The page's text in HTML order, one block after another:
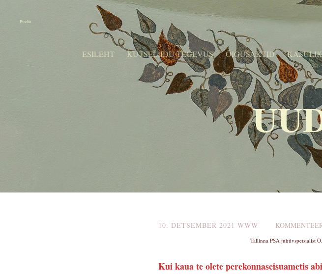
Pereliit
ESILEHT KUTSELIIDU TEGEVUS ÕIGUSAKTID
10. DETSEMBER 2021 WWW
Tallinna PSA juhtivspetsialist
Kui kaua te olete perekonnaseisuametis